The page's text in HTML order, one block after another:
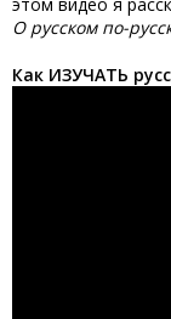
этом видео я
О русском по-
Как ИЗУЧАТЬ